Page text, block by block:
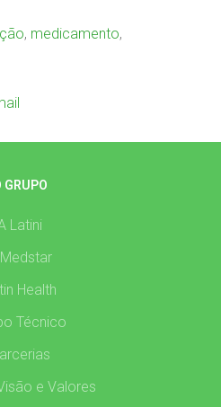
, medicamento,
GRUPO
Latini
Health
Técnico
e Valores